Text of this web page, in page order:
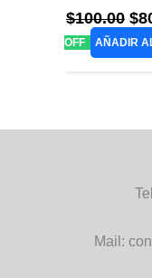
$100.00 El
$
OFF
AÑADIR
Mail: